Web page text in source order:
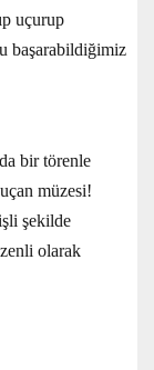
uçurup
başarabildiğimiz
bir törenle
müzesi!
şekilde
olarak